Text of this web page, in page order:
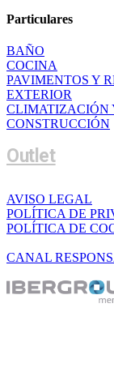
Particulares
BAÑO
COCINA
PAVIMENTOS Y
EXTERIOR
CLIMATIZACIÓN
CONSTRUCCIÓN
Outlet
AVISO LEGAL
POLÍTICA DE
POLÍTICA DE
CANAL